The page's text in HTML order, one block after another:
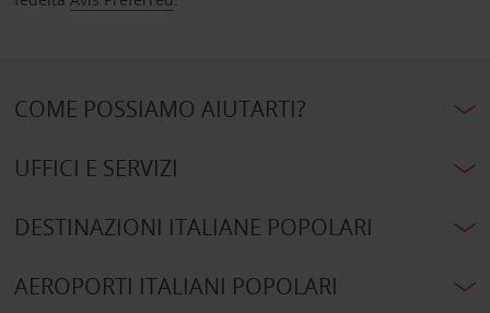
COME POSSIAMO AIUTARTI?
UFFICI E SERVIZI
DESTINAZIONI ITALIANE POPOLARI
AEROPORTI ITALIANI POPOLARI